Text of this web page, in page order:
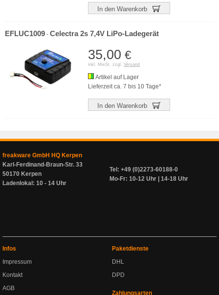
In den Warenkorb
EFLUC1009 - Celectra 2s 7,4V LiPo-Ladegerät
35,00 €
inkl. MwSt. zzgl. Versand
Artikel auf Lager
Lieferzeit ca. 7 bis 10 Tage*
In den Warenkorb
freakware GmbH HQ Kerpen
Karl-Ferdinand-Braun-Str. 33
50170 Kerpen
Ladenlokal: 10 - 14 Uhr
Tel: +49 (0)2273-60188-0
Mo-Fr: 10-12 Uhr | 14-18 Uhr
Infos
Impressum
Kontakt
AGB
Paketdienste
DHL
DPD
Zahlungsarten